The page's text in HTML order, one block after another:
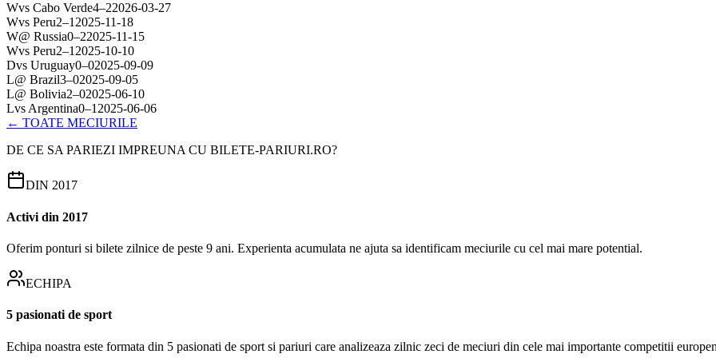
Wvs Cabo Verde4–22026-03-27
Wvs Peru2–12025-11-18
W@ Russia0–22025-11-15
Wvs Peru2–12025-10-10
Dvs Uruguay0–02025-09-09
L@ Brazil3–02025-09-05
L@ Bolivia2–02025-06-10
LvsArgentina0–12025-06-06
← TOATE MECIURILE
DE CE SA PARIEZI IMPREUNA CU BILETE-PARIURI.RO?
DIN 2017
Activi din 2017
Oferim ponturi si bilete zilnice de peste 9 ani. Experienta acumulata ne ajuta sa identificam meciurile cu cel mai mare potential.
ECHIPA
5 pasionati de sport
Echipa noastra este formata din 5 pasionati de sport si pariuri care analizeaza zilnic zeci de meciuri din cele mai importante competitii